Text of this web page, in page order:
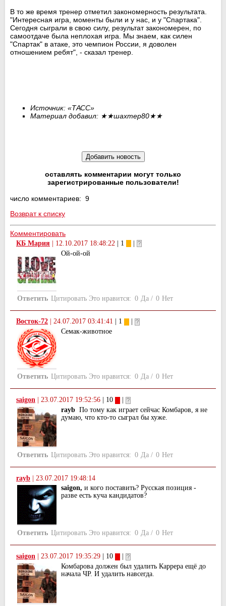
В то же время тренер отметил закономерность результата.
"Интересная игра, моменты были и у нас, и у "Спартака".
Сегодня сыграли в свою силу, результат закономерен, по
самоотдаче была неплохая игра. Мы знаем, как силен
"Спартак" в атаке, это чемпион России, я доволен
отношением ребят", - сказал тренер.
Источник: «ТАСС»
Материал добавил: ★★шахтер80★★
оставлять комментарии могут только
зарегистрированные пользователи!
число комментариев: 9
Возврат к списку
Комментировать
КБ Мария | 12.10.2017 18:48:22 | 1
|
Ой-ой-ой
Ответить Цитировать Это нравится: 0 Да / 0 Нет
Восток-72 24.07.2017 03:41:41 | 1
Семак-животное
Ответить Цитировать Это нравится: 0 Да / 0 Нет
saigon 23.07.2017 19:52:56 | 10
rayb По тому как играет сейчас Комбаров, я не
думаю, что кто-то сыграл бы хуже.
Ответить Цитировать Это нравится: 0 Да / 0 Нет
rayb
23.07.2017 19:48:14
saigon, и кого поставить? Русская позиция -
разве есть куча кандидатов?
Ответить Цитировать Это нравится: 0 Да / 0 Нет
saigon 23.07.2017 19:35:29 | 10
Комбарова должен был удалить Каррера ещё до
начала ЧР. И удалить навсегда.